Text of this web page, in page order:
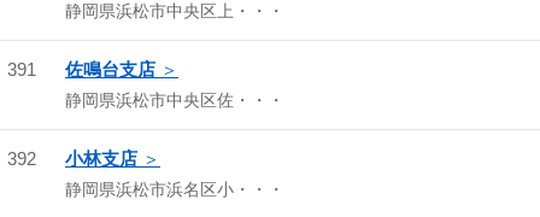
静岡県浜松市中央区上・・・
391 佐鳴台支店
静岡県浜松市中央区佐・・・
392 小林支店
静岡県浜松市浜名区小・・・